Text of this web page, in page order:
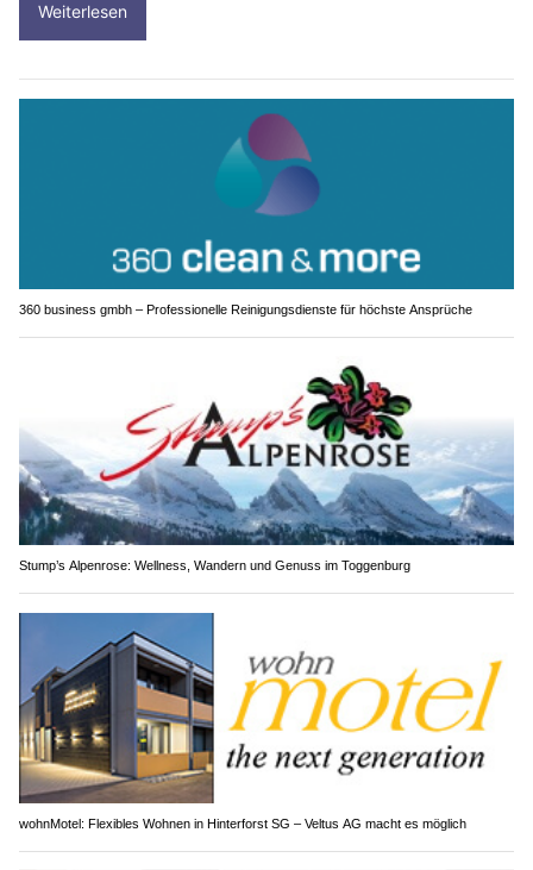
Weiterlesen
360 business gmbh – Professionelle Reinigungsdienste für höchste Ansprüche
Stump’s Alpenrose: Wellness, Wandern und Genuss im Toggenburg
wohnMotel: Flexibles Wohnen in Hinterforst SG – Veltus AG macht es möglich